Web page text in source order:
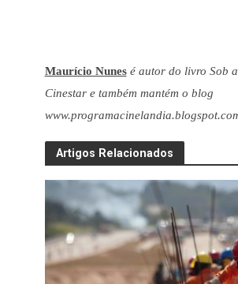
Maurício Nunes é autor do livro Sob
Cinestar e também mantém o blog
Artigos Relacionados